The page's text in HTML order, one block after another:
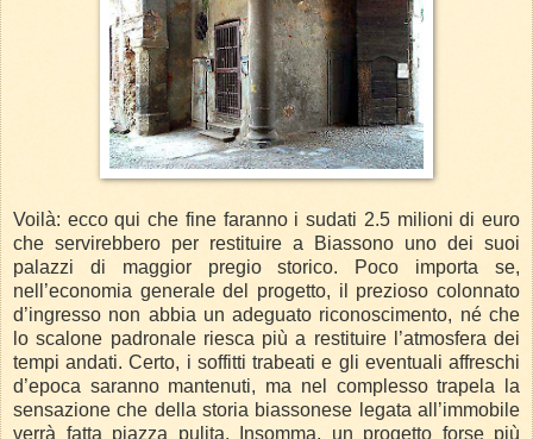
Voilà: ecco qui che fine faranno i sudati 2.5 milioni di euro
che servirebbero per restituire a Biassono uno dei suoi
palazzi di maggior pregio storico. Poco importa se,
nell’economia generale del progetto, il prezioso colonnato
d’ingresso non abbia un adeguato riconoscimento, né che
lo scalone padronale riesca più a restituire l’atmosfera dei
tempi andati. Certo, i soffitti trabeati e gli eventuali affreschi
d’epoca saranno mantenuti, ma nel complesso trapela la
sensazione che della storia biassonese legata all’immobile
verrà fatta piazza pulita. Insomma, un progetto forse più